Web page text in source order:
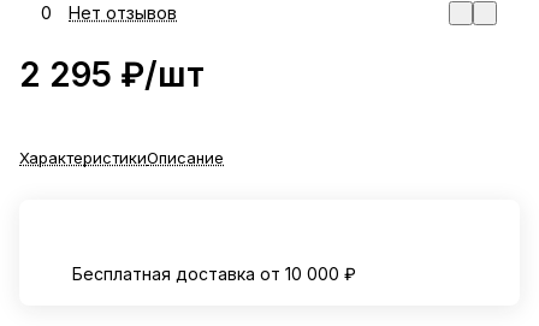
0 Нет отзывов
2 295 ₽/шт
ХарактеристикиОписание
Бесплатная доставка от 10 000 ₽